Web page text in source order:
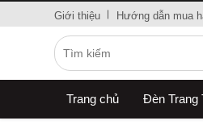
Giới thiệu Hướng dẫn mua
Trang chủ Đèn Trang